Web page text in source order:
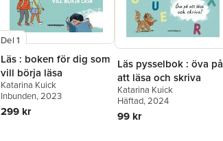
Del 1
Läs : boken för dig som
vill börja läsa
Katarina Kuick
Inbunden, 2023
299 kr
Läs pysselbok : öva på
att läsa och skriva
Katarina Kuick
Häftad, 2024
99 kr